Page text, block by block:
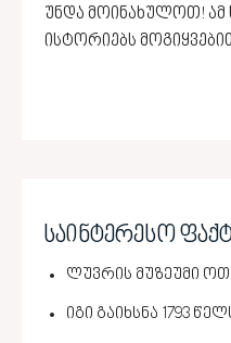
უნდა მოინახულოთ! ამ
ისტორიებს
საინტერესო
ლუვრის მუზეუმი
იგი გაიხსნა 1793